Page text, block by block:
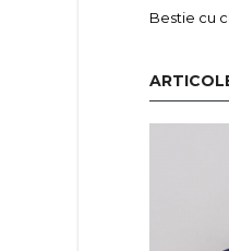
Bestie cu